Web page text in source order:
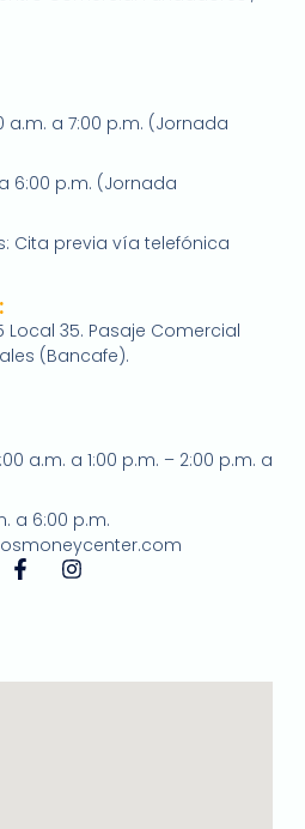
a.m. a 7:00 p.m. (Jornada
6:00 p.m. (Jornada
Cita previa vía telefónica
Local 35. Pasaje Comercial
(Bancafe).
a.m. a 1:00 p.m. – 2:00 p.m. a
a 6:00 p.m.